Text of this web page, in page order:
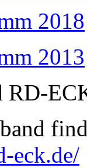
2018
2013
RD-
eck.de/